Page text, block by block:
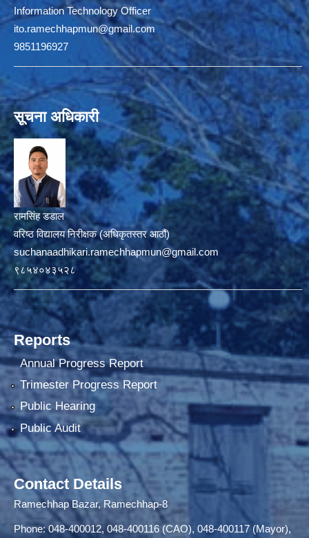
Information Technology Officer
ito.ramechhapmun@gmail.com
9851196927
सूचना अधिकारी
रामसिंह डडाल
वरिष्ठ विद्यालय निरीक्षक (अधिकृतस्तर आठौं)
suchanaadhikari.ramechhapmun@gmail.com
९८५४०४३५२८
Reports
Annual Progress Report
Trimester Progress Report
Public Hearing
Public Audit
Contact Details
Ramechhap Bazar, Ramechhap-8
Phone: 048-400012, 048-400116 (CAO), 048-400117 (Mayor),